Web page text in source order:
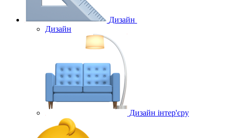
Дизайн
Дизайн
Дизайн інтер'єру